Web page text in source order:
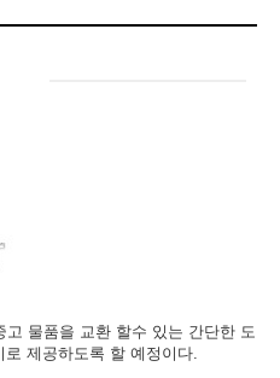
물품을 교환 할수 있는 간단한 도
제공하도록 할 예정이다.